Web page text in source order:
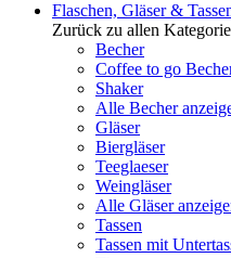
Flaschen, Gläser &
Zurück zu allen
Becher
Coffee to go
Shaker
Alle Becher
Gläser
Biergläser
Teeglaeser
Weingläser
Alle Gläser
Tassen
Tassen mit